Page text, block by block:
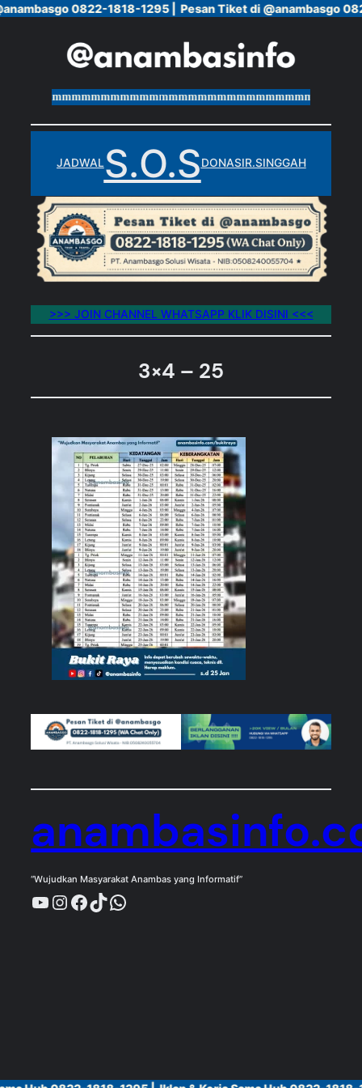
0822-1818-1295 | Pesan Tiket di @anambasgo
JADWALS.O.SDONASIR.SINGGAH
>>> JOIN CHANNEL WHATSAPP KLIK DISINI <<<
3×4 – 25
“Wujudkan Masyarakat Anambas yang Informatif”
YouTube
Instagram
Facebook
TikTok
WhatsApp
0822-1818-1295 | Pesan Tiket di @anambasgo